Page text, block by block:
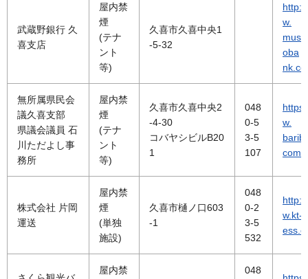
武蔵野銀行 久
喜支店
屋内禁
煙
(テナ
ント
等)
久喜市久喜中央1
-5-32
w.
oba
無所属県民会
議久喜支部
県議会議員 石
川ただよし事
務所
屋内禁
煙
(テナ
ント
等)
久喜市久喜中央2
-4-30
コバヤシビルB20
1
048
0-5
3-5
107
w.
com/
株式会社 片岡
運送
屋内禁
煙
(単独
施設)
久喜市樋ノ口603
-1
048
0-2
3-5
532
w.kt-
屋内禁 048